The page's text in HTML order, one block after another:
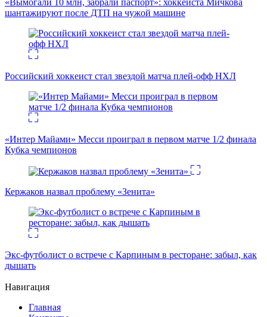
шантажируют после ДТП на чужой машине
Российский хоккеист стал звездой матча плей-офф НХЛ
«Интер Майами» Месси проиграл в первом матче 1/2 финала
Кубка чемпионов
Кержаков назвал проблему «Зенита»
Экс-футболист о встрече с Карпиным в ресторане: забыл, как
дышать
Навигация
Главная